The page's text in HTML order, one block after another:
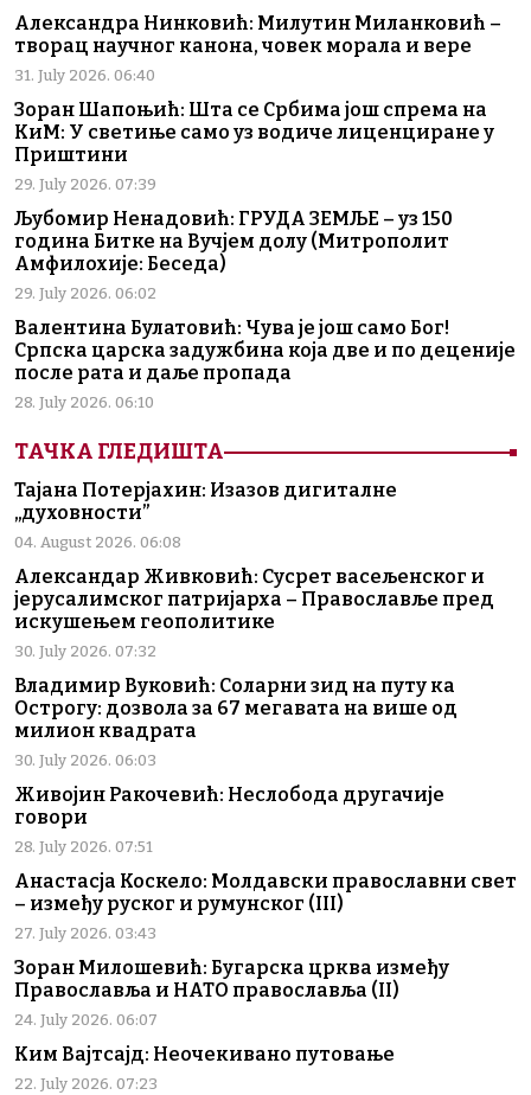
Александра Нинковић: Милутин Миланковић –
творац научног канона, човек морала и вере
31. July 2026. 06:40
Зоран Шапоњић: Шта се Србима још спрема на
КиМ: У светиње само уз водиче лиценциране у
Приштини
29. July 2026. 07:39
Љубомир Ненадовић: ГРУДА ЗЕМЉЕ – уз 150
година Битке на Вучјем долу (Митрополит
Амфилохије: Беседа)
29. July 2026. 06:02
Валентина Булатовић: Чува је још само Бог!
Српска царска задужбина која две и по деценије
после рата и даље пропада
28. July 2026. 06:10
ТАЧКА ГЛЕДИШТА
Тајана Потерјахин: Изазов дигиталне
„духовности”
04. August 2026. 06:08
Александар Живковић: Сусрет васељенског и
јерусалимског патријарха – Православље пред
искушењем геополитике
30. July 2026. 07:32
Владимир Вуковић: Соларни зид на путу ка
Острогу: дозвола за 67 мегавата на више од
милион квадрата
30. July 2026. 06:03
Живојин Ракочевић: Неслобода другачије
говори
28. July 2026. 07:51
Анастасја Коскело: Молдавски православни свет
– између руског и румунског (III)
27. July 2026. 03:43
Зоран Милошевић: Бугарска црква између
Православља и НАТО православља (II)
24. July 2026. 06:07
Ким Вајтсајд: Неочекивано путовање
22. July 2026. 07:23